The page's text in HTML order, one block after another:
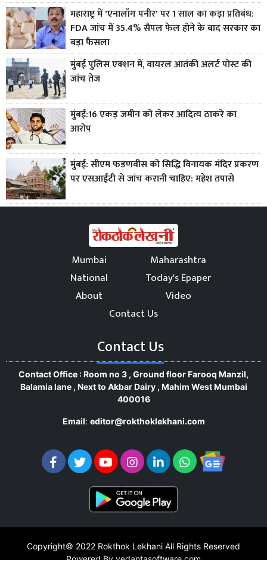
महाराष्ट्र में 'एनालॉग पनीर' पर 1 साल का कड़ा प्रतिबंध:
FDA जांच में 35.4% सैंपल फेल होने के बाद सरकार का
बड़ा फैसला
मुंबई पुलिस एक्शन में, वायरल आतंकी अलर्ट पोस्ट की
जांच तेज
मुंबई:16 एकड़ जमीन को लेकर आदित्य ठाकरे का
आरोप
मुंबई: सीएम फडणवीस को सिद्धि विनायक मंदिर प्रकरण
पर एसआईटी से जांच करानी चाहिए: महेश तपासे
Mumbai
Maharashtra
National
Today's Epaper
About
Video
Contact Us
Contact Us
Contact Office : Room no 3 , Ground floor Farooq Manzil,
Balamia lane , Next to Akbar Dairy , Mahim West Mumbai
400016
Email: editor@rokthoklekhani.com
Copyright© 2022 Rokthok Lekhani All Rights Reserved
Powered By vedantasoftware.com